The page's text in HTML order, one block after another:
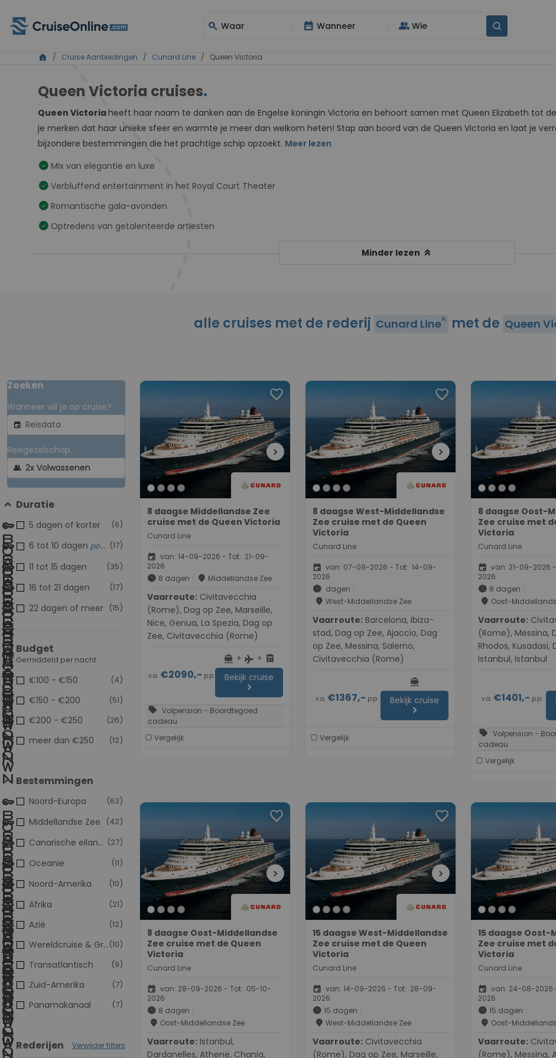
search Waar date_range Wanneer group Wie
home / Cruise Aanbiedingen / Cunard Line / Queen Victoria
Queen Victoria cruises.
Queen Victoriaheeft haar naam te danken aan de Engelse koningin Victoria en behoort samen met Queen Elizabeth tot
je merken dat haar unieke sfeer en warmte je meer dan welkom heten! Stap aan boord van de Queen Victoria en laat je
bijzondere bestemmingen die het prachtige schip opzoekt. Meer lezen
check_circle Mix van elegantie en luxe
check_circle Verbluffend entertainment in het Royal Court Theater
check_circle Romantische gala-avonden
check_circle Optredens van getalenteerde artiesten
Minder lezen keyboard_double_arrow_up
alle cruises met de rederij Cunard Lineclose met de Queen
Zoeken
Wanneer wil je op cruise?
event
Reisgezelschap
group
Duratie
(6)
5 dagen of korter
(17)
6 tot 10 dagen populair
(35)
11 tot 15 dagen
(17)
16 tot 21 dagen
(15)
22 dagen of meer
Budget
Gemiddeld per nacht
(4)
€100 - €150
(51)
€150 - €200
(26)
€200 - €250
(12)
meer dan €250
Bestemmingen
(63)
Noord-Europa
(42)
Middellandse Zee
(27)
Canarische eilanden
(21)
Afrika
(12)
Azië
(11)
Oceanie
(10)
Noord-Amerika
(10)
Wereldcruise & Grand Voyages
(9)
Transatlantisch
(7)
Zuid-Amerika
(7)
Panamakanaal
Rederijen Verwijder filters
favorite
chevron_right
8 daagse Middellandse Zee
cruise met de Queen Victoria
Cunard Line
event van: 14-09-2026 - Tot: 21-09-
2026
schedule 8 dagen place Middellandse Zee
Vaarroute:
(Rome), Dag op Zee, Marseille,
Nice, Genua, La Spezia, Dag op
Zee, Civitavecchia (Rome)
v.a.€2090,- p.p.
directions_boat + flight + directions_bus
Bekijk cruise
chevron_right
sell Volpension - Boordtegoed
cadeau
Vergelijk
favorite
chevron_right
8 daagse West-Middellandse
Zee cruise met de Queen
Victoria
Cunard Line
event van: 07-09-2026 - Tot: 14-09-
2026
schedule dagen
place West-Middellandse Zee
Vaarroute:
stad, Dag op Zee, Ajaccio, Dag
op Zee, Messina, Salerno,
Civitavecchia (Rome)
v.a.€1367,- p.p.
directions_boat
Bekijk cruise
chevron_right
Vergelijk
8 daagse Oost-
Zee cruise met
Victoria
Cunard Line
event van: 21-09-2026
2026
schedule 8 dagen
place Oost-
Vaarroute:
(Rome), Messina,
Rhodos, Kusadasi,
Istanbul, Istanbul
v.a. €1401,- p.p.
sell Volpension -
cadeau
Vergelijk
favorite
chevron_right
8 daagse Oost-Middellandse
Zee cruise met de Queen
Victoria
Cunard Line
event van: 28-09-2026 - Tot: 05-10-
2026
schedule 8 dagen
place Oost-Middellandse Zee
Vaarroute:
Dardanelles, Athene, Chania,
favorite
chevron_right
15 daagse West-Middellandse
Zee cruise met de Queen
Victoria
Cunard Line
event van: 14-09-2026 - Tot: 28-09-
2026
schedule 15 dagen
place West-Middellandse Zee
Vaarroute:
(Rome), Dag op Zee, Marseille,
15 daagse Oost-
Zee cruise met
Victoria
Cunard Line
event van: 24-08-
2026
schedule 15 dagen
place Oost-
Vaarroute:
(Rome), Messina,